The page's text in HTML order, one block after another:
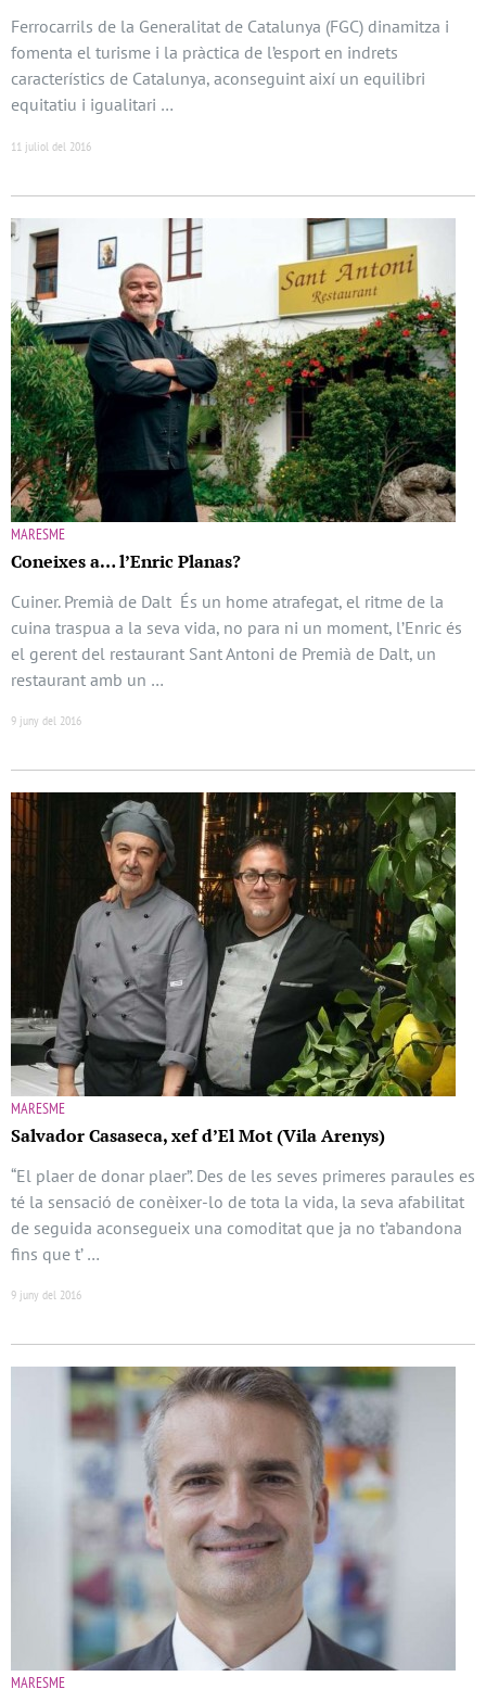
Ferrocarrils de la Generalitat de Catalunya (FGC) dinamitza i
fomenta el turisme i la pràctica de l’esport en indrets
característics de Catalunya, aconseguint així un equilibri
equitatiu i igualitari …
11 juliol del 2016
MARESME
Coneixes a… l’Enric Planas?
Cuiner. Premià de Dalt És un home atrafegat, el ritme de la
cuina traspua a la seva vida, no para ni un moment, l’Enric és
el gerent del restaurant Sant Antoni de Premià de Dalt, un
restaurant amb un …
9 juny del 2016
MARESME
Salvador Casaseca, xef d’El Mot (Vila Arenys)
“El plaer de donar plaer”. Des de les seves primeres paraules es
té la sensació de conèixer-lo de tota la vida, la seva afabilitat
de seguida aconsegueix una comoditat que ja no t’abandona
fins que t’ …
9 juny del 2016
MARESME